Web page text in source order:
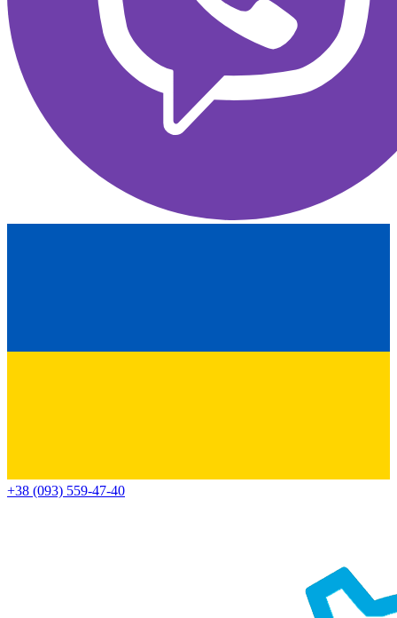
+38 (093) 559-47-40